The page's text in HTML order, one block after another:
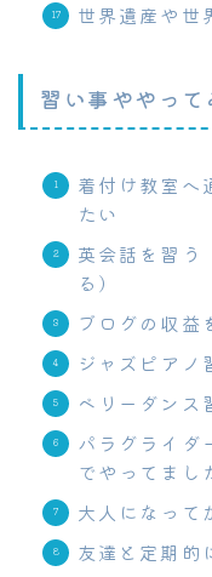
世界遺産や世
習い事ややって
着付け教室へ
たい
英会話を習う
る）
ブログの収益
ジャズピアノ
ベリーダンス
パラグライダ
でやってまし
大人になって
友達と定期的